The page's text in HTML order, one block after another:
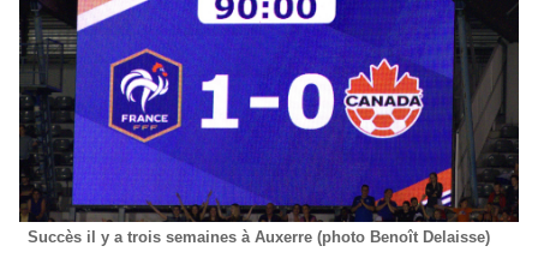
Succès il y a trois semaines à Auxerre (photo Benoît Delaisse)